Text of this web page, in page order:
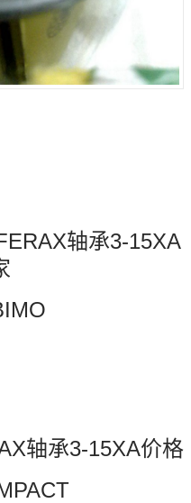
轴承3-15XA
轴承3-15XA价格